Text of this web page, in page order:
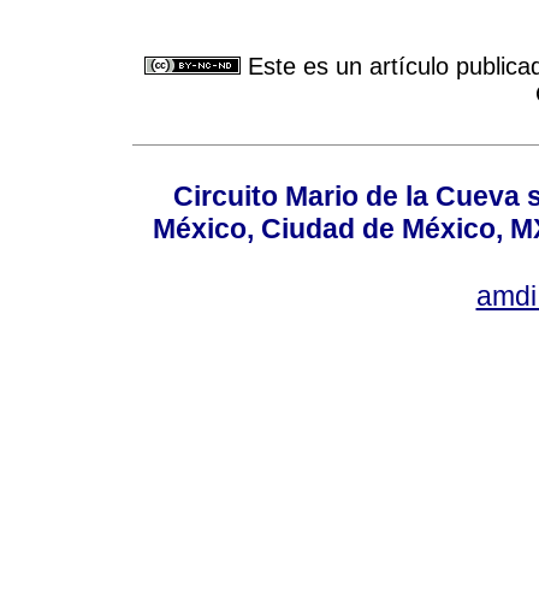
Este es un artículo
Circuito Mario de la Cueva
México, Ciudad de México,